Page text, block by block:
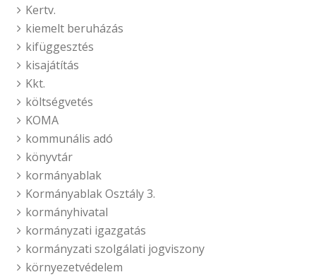
Kertv.
kiemelt beruházás
kifüggesztés
kisajátítás
Kkt.
költségvetés
KOMA
kommunális adó
könyvtár
kormányablak
Kormányablak Osztály 3.
kormányhivatal
kormányzati igazgatás
kormányzati szolgálati jogviszony
környezetvédelem